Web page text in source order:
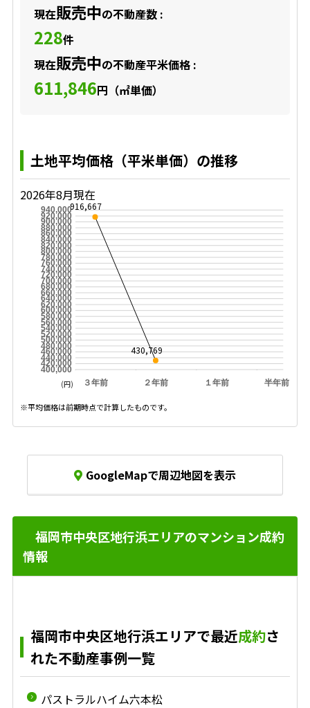
現在販売中の不動産数 :
228件
現在販売中の不動産平米価格 :
611,846円（㎡単価）
土地平均価格（平米単価）の推移
2026年8月現在
３年前 ２年前 １年前 半年前
400,000
420,000
440,000
460,000
480,000
500,000
520,000
540,000
560,000
580,000
600,000
620,000
640,000
660,000
680,000
700,000
720,000
740,000
760,000
780,000
800,000
820,000
840,000
860,000
880,000
900,000
920,000
940,000916,667
430,769
(円)
※平均価格は前期時点で計算したものです。
GoogleMapで周辺地図を表示
福岡市中央区地行浜エリアのマンション成約
情報
福岡市中央区地行浜エリアで最近成約さ
れた不動産事例一覧
パストラルハイム六本松